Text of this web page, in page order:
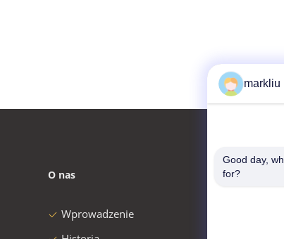
O nas
Wprowadzenie
markliu
Good day,
for?